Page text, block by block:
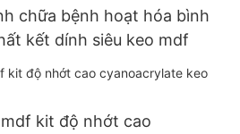
chữa bệnh hoạt hóa bình
kết dính siêu keo mdf
kit độ nhớt cao